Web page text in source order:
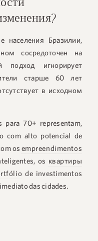
населения Бразилии,
сосредоточен на
игнорирует
старше 60 лет
в исходном
para 70+ representam,
com alto potencial de
os empreendimentos
os квартиры
de investimentos
das cidades.